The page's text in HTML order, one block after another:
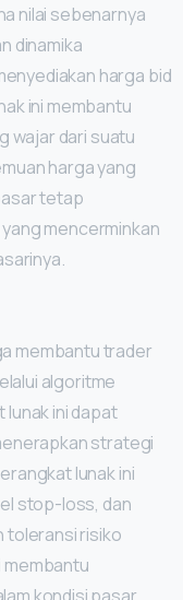
nilai sebenarnya
dinamika
harga bid
ini membantu
wajar dari suatu
harga yang
tetap
mencerminkan
membantu trader
algoritme
ini dapat
strategi
lunak ini
stop-loss, dan
toleransi risiko